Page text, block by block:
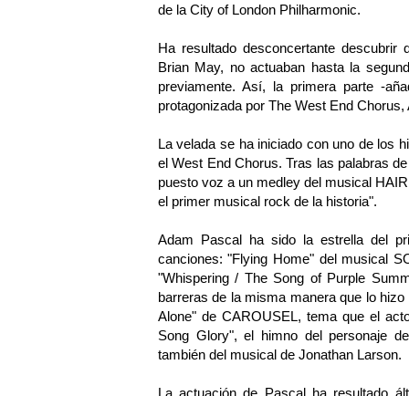
de la City of London Philharmonic.
Ha resultado desconcertante
Brian May, no actuaban hasta la
previamente. Así, la primera parte -
protagonizada por The West End
La velada se ha iniciado con uno de los
el West End Chorus. Tras las palabras
puesto voz a un medley del musical
el primer musical rock de la historia".
Adam Pascal ha sido la estrella del
canciones: "Flying Home" del musical
"Whispering / The Song of Purple
barreras de la misma manera que lo
Alone" de CAROUSEL, tema que el
Song Glory", el himno del personaje
también del musical de Jonathan Larson.
La actuación de Pascal ha resultado